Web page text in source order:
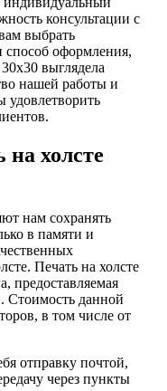
консультации с
выбрать
способ оформления,
выглядела
нашей работы и
удовлетворить
на холсте
нам сохранять
в памяти и
Печать на холсте
предоставляемая
Стоимость данной
в том числе от
отправку почтой,
через пункты